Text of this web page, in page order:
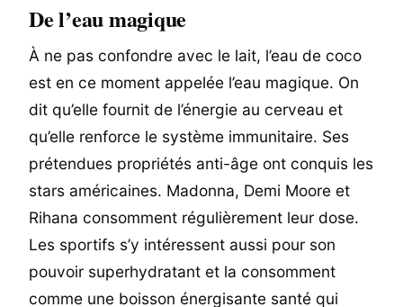
De l’eau magique
À ne pas confondre avec le lait, l’eau de coco
est en ce moment appelée l’eau magique. On
dit qu’elle fournit de l’énergie au cerveau et
qu’elle renforce le système immunitaire. Ses
prétendues propriétés anti-âge ont conquis les
stars américaines. Madonna, Demi Moore et
Rihana consomment régulièrement leur dose.
Les sportifs s’y intéressent aussi pour son
pouvoir superhydratant et la consomment
comme une boisson énergisante santé qui